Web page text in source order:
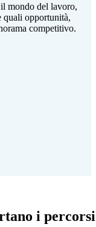
mondo del lavoro,
quali opportunità,
competitivo.
i percorsi